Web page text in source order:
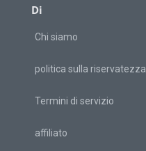
Di
Chi siamo
politica sulla riservatezza
Termini di servizio
affiliato